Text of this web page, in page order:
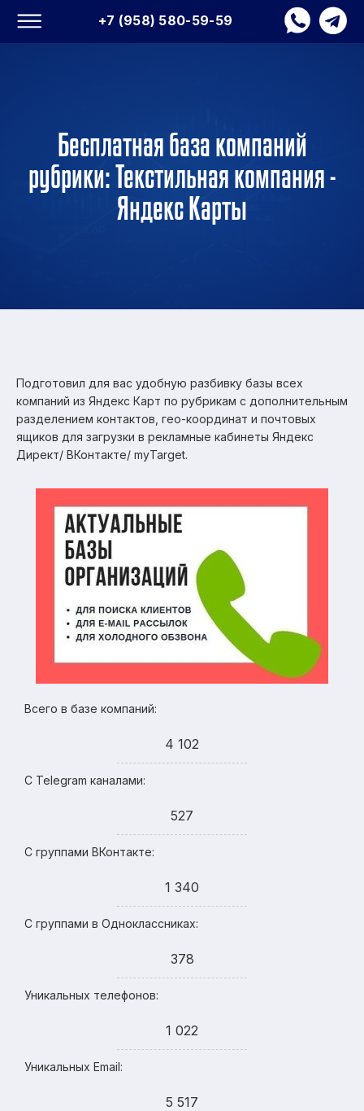
+7 (958) 580-59-59
Бесплатная база компаний
рубрики: Текстильная компания -
Яндекс Карты
Подготовил для вас удобную разбивку базы всех
компаний из Яндекс Карт по рубрикам с дополнительным
разделением контактов, гео-координат и почтовых
ящиков для загрузки в рекламные кабинеты Яндекс
Директ/ ВКонтакте/ myTarget.
Всего в базе компаний:
4 102
С Telegram каналами:
527
С группами ВКонтакте:
1 340
С группами в Одноклассниках:
378
Уникальных телефонов:
1 022
Уникальных Email:
5 517